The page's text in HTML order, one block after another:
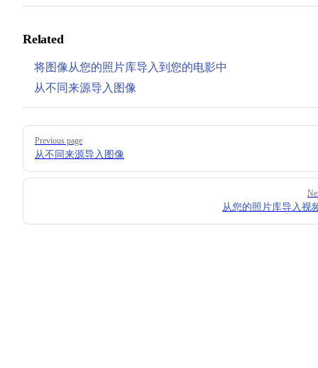
Related
将图像从您的照片库导入到您的电影中
从不同来源导入图像
Pager
Previous page
从不同来源导入图像
从您的照片库导入视